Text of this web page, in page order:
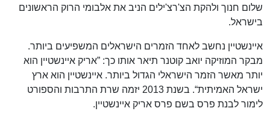
שלום חנוך ולהקת הצ'רצ'ילים הניב את אלבומי הרוק הראשונים
בישראל.
איינשטיין נחשב לאחד הזמרים הישראלים המשפיעים ביותר.
מבקר המוזיקה יואב קוטנר תיאר אותו כך: ”אריק איינשטיין הוא
יותר מאשר הזמר הישראלי הגדול ביותר. איינשטיין הוא ארץ
ישראל האמיתית“. בשנת 2013 יזמה שרת התרבות והספורט
לימור לבנת פרס בשם פרס אריק איינשטיין.